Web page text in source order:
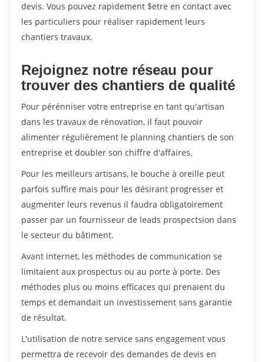
devis. Vous pouvez rapidement $etre en contact avec
les particuliers pour réaliser rapidement leurs
chantiers travaux.
Rejoignez notre réseau pour
trouver des chantiers de qualité
Pour pérénniser votre entreprise en tant qu'artisan
dans les travaux de rénovation, il faut pouvoir
alimenter régulièrement le planning chantiers de son
entreprise et doubler son chiffre d'affaires.
Pour les meilleurs artisans, le bouche à oreille peut
parfois suffire mais pour les désirant progresser et
augmenter leurs revenus il faudra obligatoirement
passer par un fournisseur de leads prospectsion dans
le secteur du bâtiment.
Avant internet, les méthodes de communication se
limitaient aux prospectus ou au porte à porte. Des
méthodes plus ou moins efficaces qui prenaient du
temps et demandait un investissement sans garantie
de résultat.
L'utilisation de notre service sans engagement vous
permettra de recevoir des demandes de devis en